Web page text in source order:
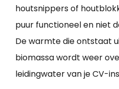
houtsnippers of
puur functioneel en niet
De warmte die ontstaat
biomassa wordt weer
leidingwater van je CV-